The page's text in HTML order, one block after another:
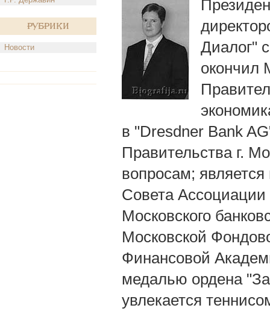
Рубрики
Новости
Диалог"
окончил
в "Dresdner Bank
Правительства г.
вопросам;
Совета Ассоциации
Московского
Московской
Финансовой
медалью ордена
увлекается